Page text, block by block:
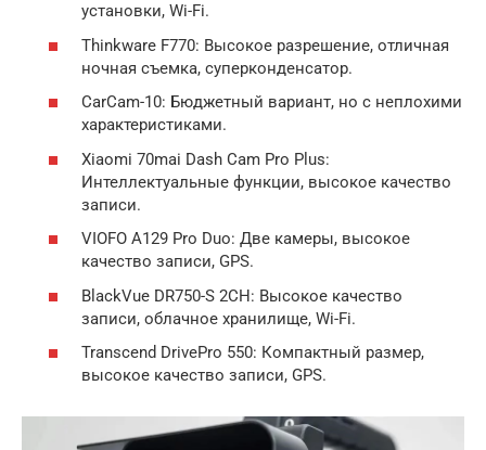
установки, Wi-Fi.
Thinkware F770: Высокое разрешение, отличная
ночная съемка, суперконденсатор.
CarCam-10: Бюджетный вариант, но с неплохими
характеристиками.
Xiaomi 70mai Dash Cam Pro Plus:
Интеллектуальные функции, высокое качество
записи.
VIOFO A129 Pro Duo: Две камеры, высокое
качество записи, GPS.
BlackVue DR750-S 2CH: Высокое качество
записи, облачное хранилище, Wi-Fi.
Transcend DrivePro 550: Компактный размер,
высокое качество записи, GPS.